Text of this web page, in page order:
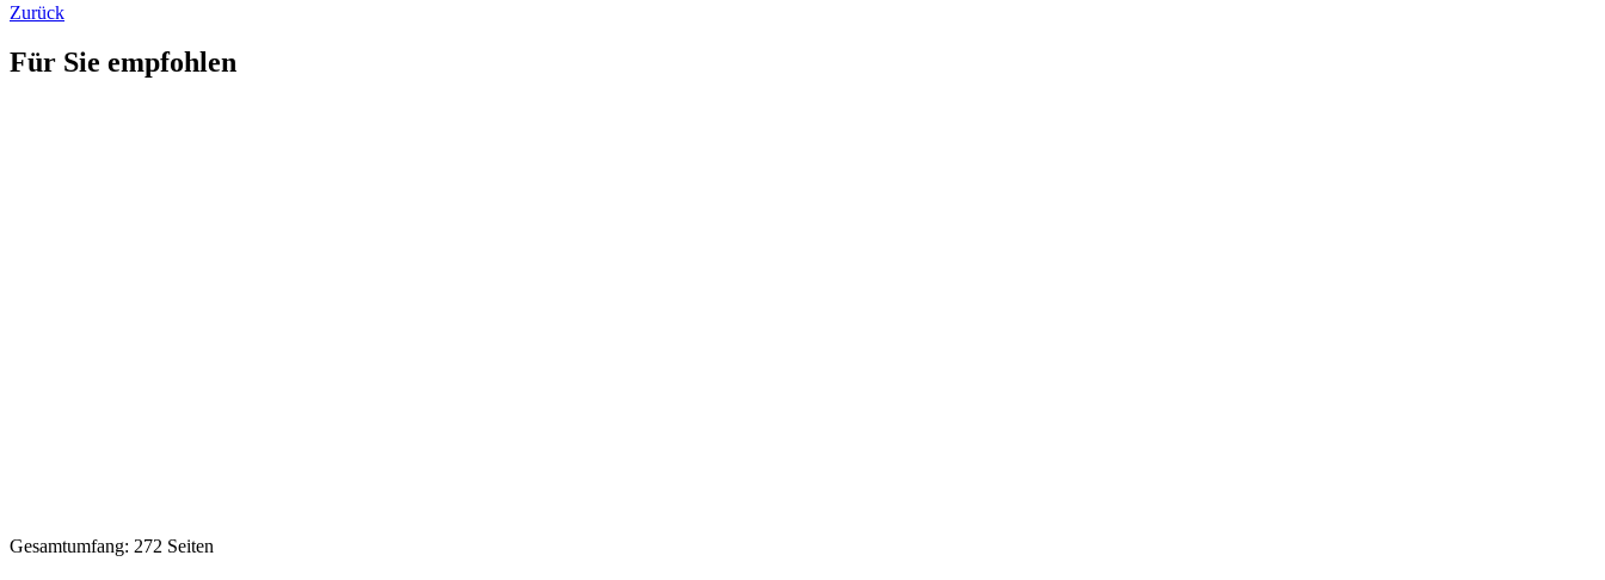
Zurück
Für Sie empfohlen
Gesamtumfang: 272 Seiten